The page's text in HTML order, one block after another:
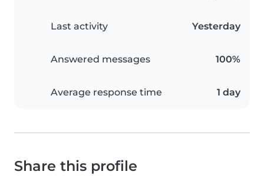
Last activity Yesterday
Answered messages 100%
Average response time 1 day
Share this profile